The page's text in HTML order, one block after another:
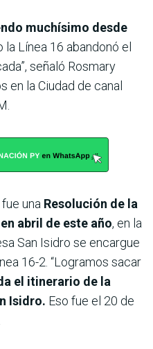
muchísimo desde
la Línea 16 abandonó el
señaló Rosmary
en la Ciudad de canal
una Resolución de la
abril de este año, en la
San Isidro se encargue
16-2. “Logramos sacar
el itinerario de la
Isidro. Eso fue el 20 de